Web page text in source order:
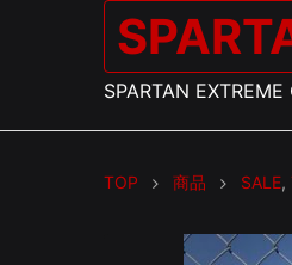
SPARTAN
TOP 商品 SALE,